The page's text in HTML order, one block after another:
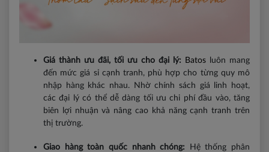
Giá thành ưu đãi, tối ưu cho đại lý: Batos luôn mang
đến mức giá sỉ cạnh tranh, phù hợp cho từng quy mô
nhập hàng khác nhau. Nhờ chính sách giá linh hoạt,
các đại lý có thể dễ dàng tối ưu chi phí đầu vào, tăng
biên lợi nhuận và nâng cao khả năng cạnh tranh trên
thị trường.
Giao hàng toàn quốc nhanh chóng: Hệ thống phân